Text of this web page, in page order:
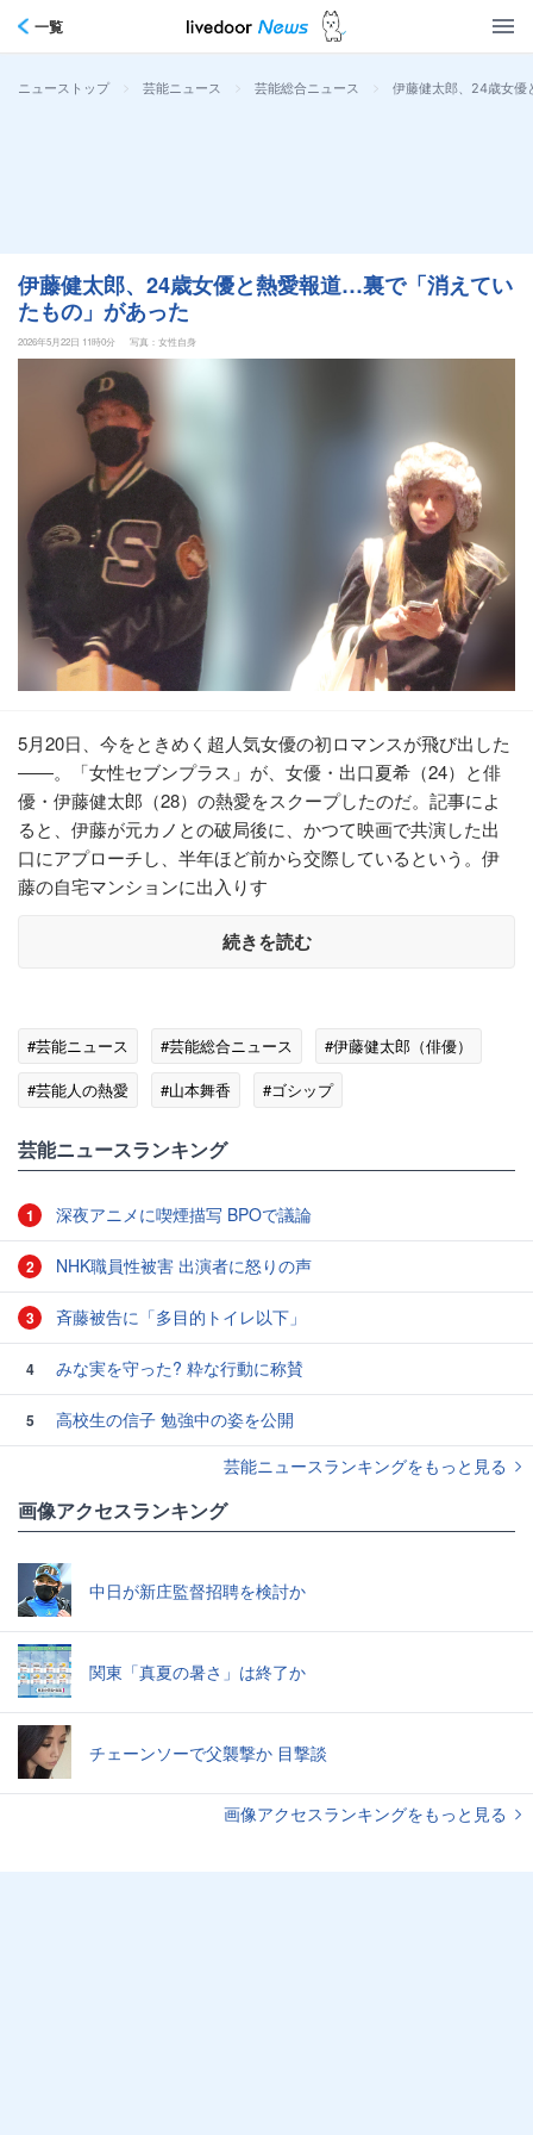
一覧
ニューストップ > 芸能ニュース > 芸能総合ニュース > 伊藤健太郎、24歳女優
伊藤健太郎、24歳女優と熱愛報道…裏で「消えてい
たもの」があった
2026年5月22日 11時0分 写真：女性自身
5月20日、今をときめく超人気女優の初ロマンスが飛び出した
――。「女性セブンプラス」が、女優・出口夏希（24）と俳
優・伊藤健太郎（28）の熱愛をスクープしたのだ。記事によ
ると、伊藤が元カノとの破局後に、かつて映画で共演した出
口にアプローチし、半年ほど前から交際しているという。伊
藤の自宅マンションに出入りす
続きを読む
#芸能ニュース #芸能総合ニュース
#伊藤健太郎（俳優）
#芸能人の熱愛
#山本舞香
#ゴシップ
芸能ニュースランキング
1 深夜アニメに喫煙描写 BPOで議論
2 NHK職員性被害 出演者に怒りの声
3 斉藤被告に「多目的トイレ以下」
4 みな実を守った? 粋な行動に称賛
5
高校生の信子 勉強中の姿を公開
芸能ニュースランキングをもっと見る
画像アクセスランキング
中日が新庄監督招聘を検討か
関東「真夏の暑さ」は終了か
チェーンソーで父襲撃か 目撃談
画像アクセスランキングをもっと見る